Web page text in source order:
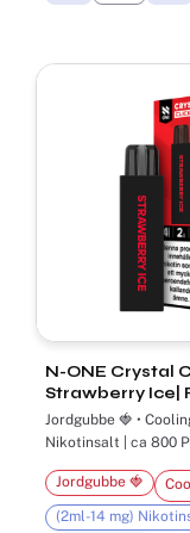
N-ONE Crystal
Strawberry Ice|
Jordgubbe 🍓 •
Nikotinsalt | ca 800
Jordgubbe 🍓
(2ml-14 mg)